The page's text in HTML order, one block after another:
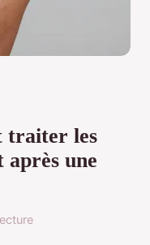
traiter les
après une